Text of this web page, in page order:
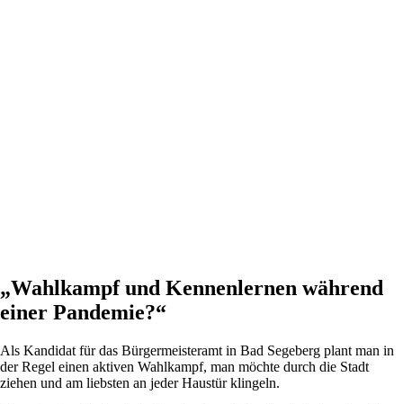
„Wahlkampf und Kennenlernen während
einer Pandemie?“
Als Kandidat für das Bürgermeisteramt in Bad Segeberg plant man in
der Regel einen aktiven Wahlkampf, man möchte durch die Stadt
ziehen und am liebsten an jeder Haustür klingeln.